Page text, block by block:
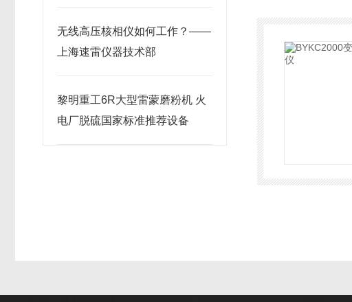
无线高压核相仪如何工作？——
上海速雷仪器技术部
黎明重工6R大型雷蒙磨粉机 火
电厂脱硫国家标准推荐设备